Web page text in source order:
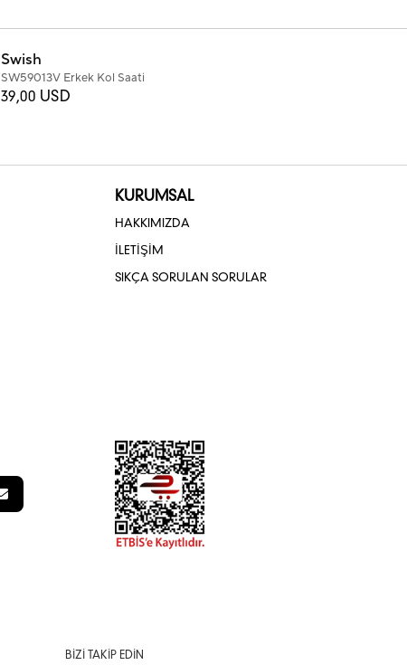
Swish
SW59013V Erkek Kol Saati
39,00 USD
KURUMSAL
HAKKIMIZDA
İLETİŞİM
SIKÇA SORULAN SORULAR
BIZI TAKIP EDIN